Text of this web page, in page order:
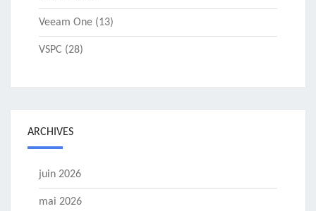
Veeam One (13)
VSPC (28)
ARCHIVES
juin 2026
mai 2026